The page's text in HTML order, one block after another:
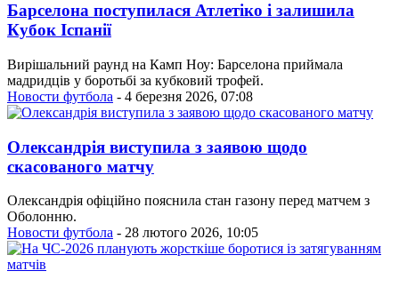
Барселона поступилася Атлетіко і залишила
Кубок Іспанії
Вирішальний раунд на Камп Ноу: Барселона приймала
мадридців у боротьбі за кубковий трофей.
Новости футбола - 4 березня 2026, 07:08
Олександрія виступила з заявою щодо
скасованого матчу
Олександрія офіційно пояснила стан газону перед матчем з
Оболонню.
Новости футбола - 28 лютого 2026, 10:05